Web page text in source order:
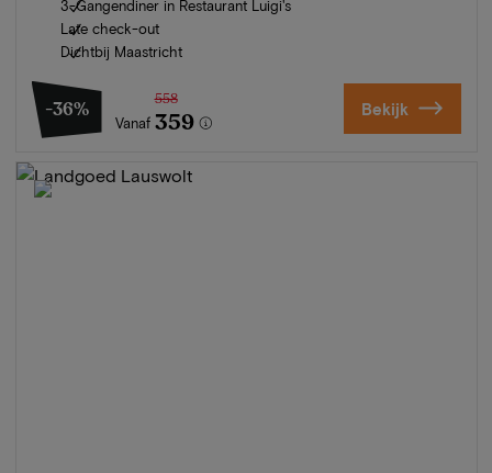
3-Gangendiner in Restaurant Luigi's
Late check-out
Dichtbij Maastricht
-36%
Vanaf
558
359 Bekijk